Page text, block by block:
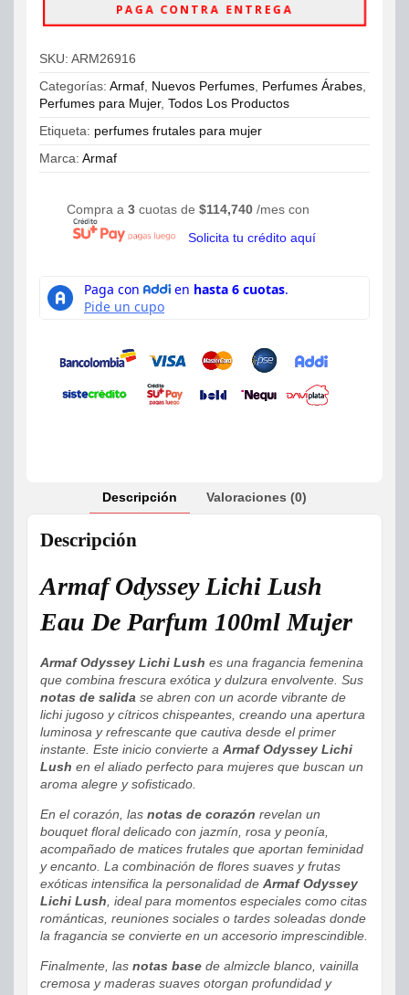
Parfum
Mujer
cantidad
PAGA CONTRA ENTREGA
SKU: ARM26916
Categorías: Armaf Nuevos Perfumes Perfumes Árabes
Perfumes para Mujer, Todos Los Productos
Etiqueta: perfumes frutales para mujer
Marca: Armaf
Compra a 3 cuotas de $114,740 /mes con
Solicita tu crédito aquí
Descripción Valoraciones (0)
Descripción
Armaf Odyssey Lichi Lush
Eau De Parfum 100ml Mujer
Armaf Odyssey Lichi Lush es una fragancia femenina
que combina frescura exótica y dulzura envolvente. Sus
notas de salida se abren con un acorde vibrante de
lichi jugoso y cítricos chispeantes, creando una apertura
luminosa y refrescante que cautiva desde el primer
instante. Este inicio convierte a Armaf Odyssey Lichi
Lush en el aliado perfecto para mujeres que buscan un
aroma alegre y sofisticado.
En el corazón, las notas de corazón revelan un
bouquet floral delicado con jazmín, rosa y peonía,
acompañado de matices frutales que aportan feminidad
y encanto. La combinación de flores suaves y frutas
exóticas intensifica la personalidad de Armaf Odyssey
Lichi Lush , ideal para momentos especiales como citas
románticas, reuniones sociales o tardes soleadas donde
la fragancia se convierte en un accesorio imprescindible.
Finalmente, las notas base de almizcle blanco, vainilla
cremosa y maderas suaves otorgan profundidad y